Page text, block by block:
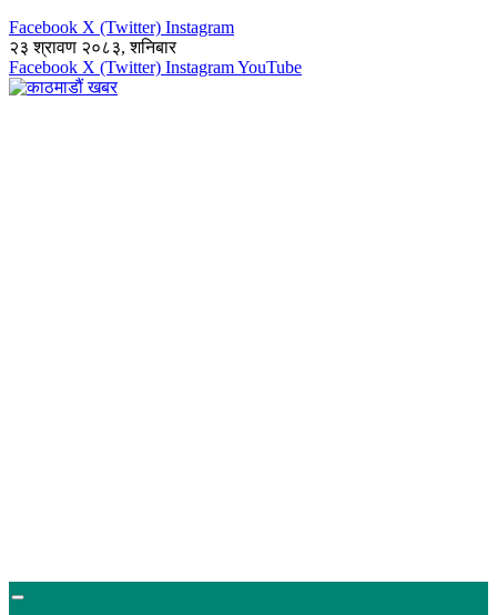
Facebook X (Twitter) Instagram
२३ श्रावण २०८३, शनिबार
Facebook X (Twitter) InstagramYouTube